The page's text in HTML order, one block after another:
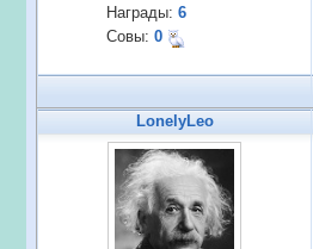
Награды: 6
Совы: 0
LonelyLeo